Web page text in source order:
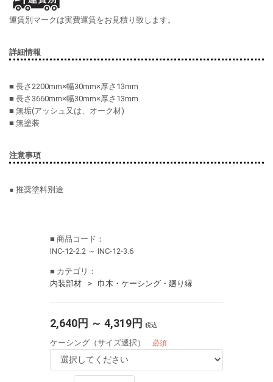
運賃別マークは実費運賃をお見積り致します。
詳細情報
■ 長さ2200mm×幅30mm×厚さ13mm
■ 長さ3660mm×幅30mm×厚さ13mm
■ 無垢(アッシュ又は、オーク材)
■ 無塗装
注意事項
● 推奨塗料別途
■ 商品コード：
INC-12-2.2 ～ INC-12-3.6
■ カテゴリ：
内装部材
巾木・ケーシング・廻り縁
2,640円 ～ 4,319円 税込
ケーシング（サイズ選択） 必須